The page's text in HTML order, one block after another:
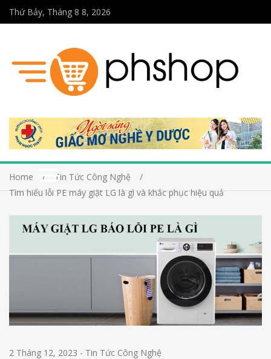
Thứ Bảy, Tháng 8 8, 2026
Home
Tin Tức Công Nghệ
Tìm hiểu lỗi PE máy giặt LG là gì và khắc phục hiệu quả
2 Tháng 12, 2023 - Tin Tức Công Nghệ